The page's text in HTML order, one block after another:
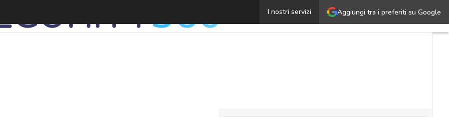
Aggiungi tra i preferiti su Google
I nostri servizi
Frodi digitali e intelligenza artificiale, cosa possiamo